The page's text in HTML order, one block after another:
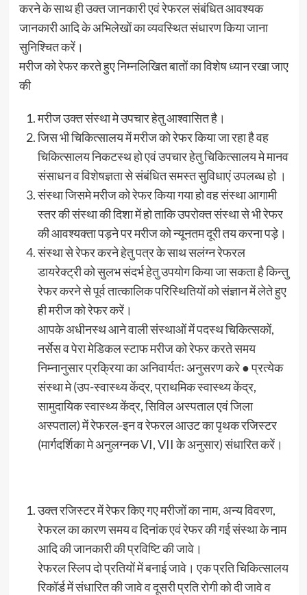
करने के साथ ही उक्त जानकारी एवं रेफरल संबंधित आवश्यक
जानकारी आदि के अभिलेखों का व्यवस्थित संधारण किया जाना
सुनिश्चित करें।
मरीज को रेफर करते हुए निम्नलिखित बातों का विशेष ध्यान रखा जाए
की
मरीज उक्त संस्था मे उपचार हेतु आश्वासित है।
जिस भी चिकित्सालय में मरीज को रेफर किया जा रहा है वह
चिकित्सालय निकटस्थ हो एवं उपचार हेतु चिकित्सालय मे मानव
संसाधन व विशेषज्ञता से संबंधित समस्त सुविधाएं उपलब्ध हो ।
संस्था जिसमे मरीज को रेफर किया गया हो वह संस्था आगामी
स्तर की संस्था की दिशा में हो ताकि उपरोक्त संस्था से भी रेफर
की आवश्यक्ता पड़ने पर मरीज को न्यूनतम दूरी तय करना पड़े।
संस्था से रेफर करने हेतु पत्र के साथ सलंग्न रेफरल
डायरेक्ट्री को सुलभ संदर्भ हेतु उपयोग किया जा सकता है किन्तु
रेफर करने से पूर्व तात्कालिक परिस्थितियों को संज्ञान में लेते हुए
ही मरीज को रेफर करें।
आपके अधीनस्थ आने वाली संस्थाओं में पदस्थ चिकित्सकों,
नर्सेस व पेरा मेडिकल स्टाफ मरीज को रेफर करते समय
निम्नानुसार प्रक्रिया का अनिवार्यतः अनुसरण करे ● प्रत्येक
संस्था मे (उप-स्वास्थ्य केंद्र, प्राथमिक स्वास्थ्य केंद्र,
सामुदायिक स्वास्थ्य केंद्र, सिविल अस्पताल एवं जिला
अस्पताल) में रेफरल-इन व रेफरल आउट का पृथक रजिस्टर
(मार्गदर्शिका मे अनुलग्नक VI, VII के अनुसार) संधारित करें।
उक्त रजिस्टर में रेफर किए गए मरीजों का नाम, अन्य विवरण,
रेफरल का कारण समय व दिनांक एवं रेफर की गई संस्था के नाम
आदि की जानकारी की प्रविष्टि की जावे।
रेफरल स्लिप दो प्रतियों में बनाई जावे। एक प्रति चिकित्सालय
रिकॉर्ड में संधारित की जावे व दूसरी प्रति रोगी को दी जावे व